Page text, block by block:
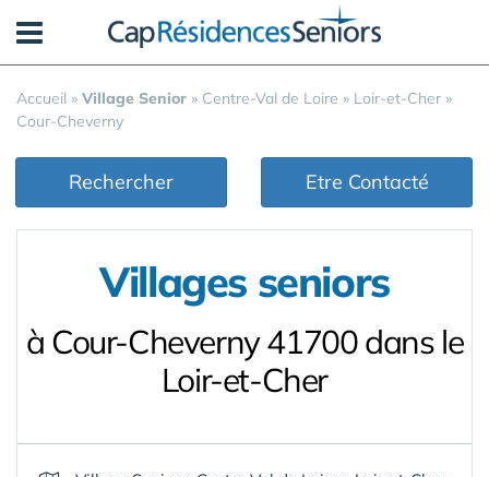
Accueil » Village Senior » Centre-Val de Loire » Loir-et-Cher »
Cour-Cheverny
Rechercher Etre Contacté
Villages seniors
à Cour-Cheverny 41700 dans le
Loir-et-Cher